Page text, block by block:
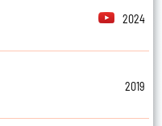
2024
2019